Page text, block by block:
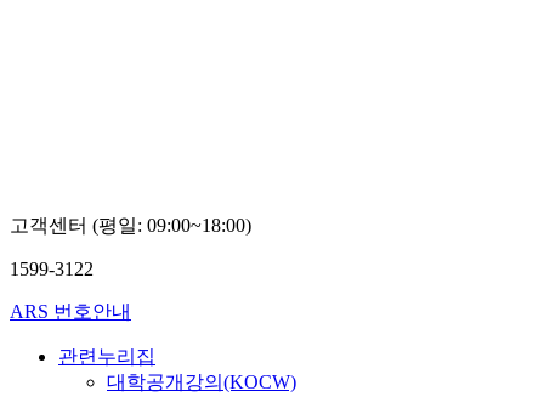
고객센터 (평일: 09:00~18:00)
1599-3122
ARS 번호안내
관련누리집
대학공개강의(KOCW)